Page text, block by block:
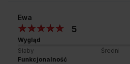
z wniesieniem
Ewa
5
Wygląd
Słaby
Średni
Funkcjonalność